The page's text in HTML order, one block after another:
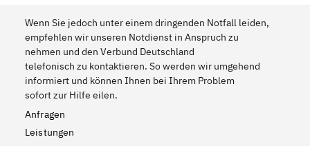
Wenn Sie jedoch unter einem dringenden Notfall leiden,
empfehlen wir unseren Notdienst in Anspruch zu
nehmen und den Verbund Deutschland
telefonisch zu kontaktieren. So werden wir umgehend
informiert und können Ihnen bei Ihrem Problem
sofort zur Hilfe eilen.
Anfragen
Leistungen